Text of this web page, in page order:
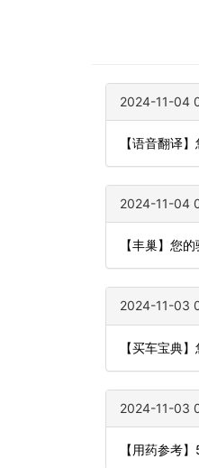
2024-11-04
【语音翻译
2024-11-04
【丰巢】您
2024-11-03
【买车宝典
2024-11-03
【用药参考